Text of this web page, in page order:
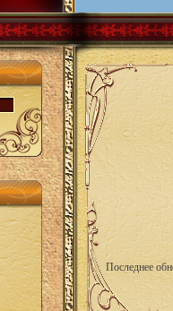
Последнее